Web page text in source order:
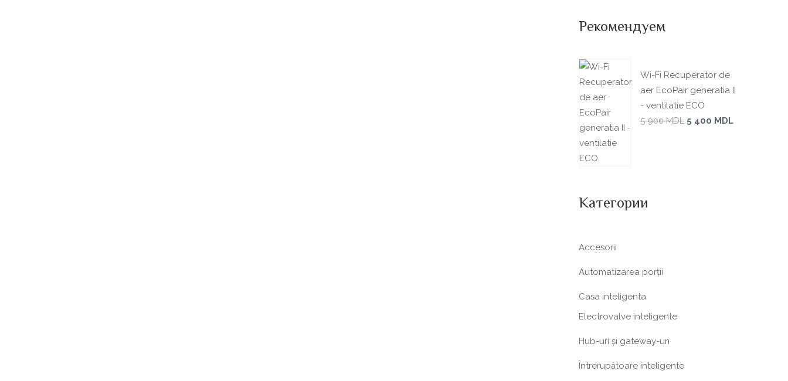
Рекомендуем
Wi-Fi Recuperator de
aer EcoPair generatia II
- ventilatie ECO
5 900MDL 5 400 MDL
Категории
Accesorii
Automatizarea porții
Casa inteligenta
Electrovalve inteligente
Hub-uri și gateway-uri
Întrerupătoare inteligente